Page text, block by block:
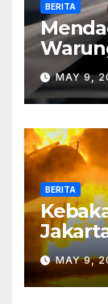
BERITA
MAY 9,
BERITA
Hari,
MAY 9,